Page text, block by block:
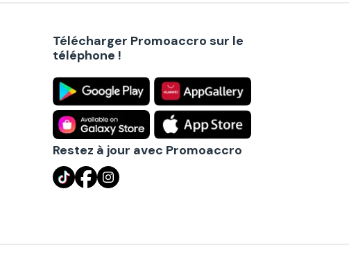
Télécharger Promoaccro sur le
téléphone !
Restez à jour avec Promoaccro